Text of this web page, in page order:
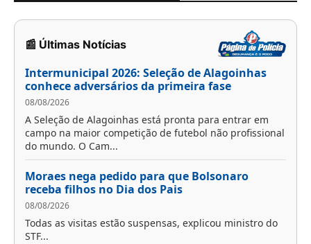
📰 Últimas Notícias
Intermunicipal 2026: Seleção de Alagoinhas
conhece adversários da primeira fase
08/08/2026
A Seleção de Alagoinhas está pronta para entrar em
campo na maior competição de futebol não profissional
do mundo. O Cam...
Moraes nega pedido para que Bolsonaro
receba filhos no Dia dos Pais
08/08/2026
Todas as visitas estão suspensas, explicou ministro do
STF...